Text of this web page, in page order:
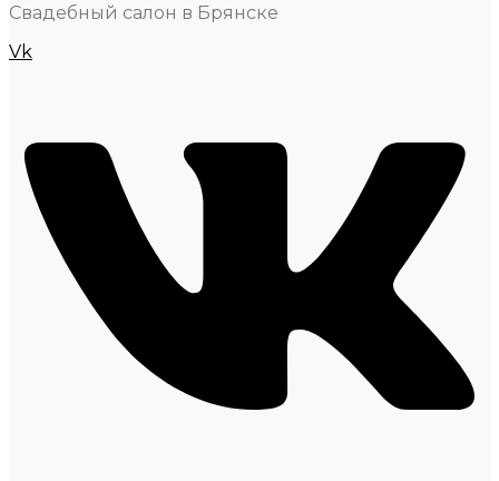
Свадебный салон в Брянске
Vk